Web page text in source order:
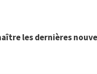
les dernières